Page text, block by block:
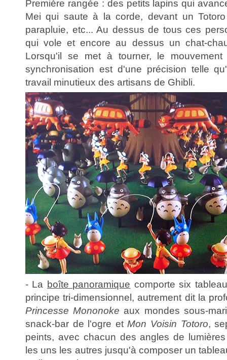
Première rangée : des petits lapins qui
Mei qui saute à la corde, devant un
parapluie, etc... Au dessus de tous ces
qui vole et encore au dessus un chat-
Lorsqu'il se met à tourner, le
synchronisation est d'une précision telle
travail minutieux des artisans de Ghibli.
- La boîte panoramique comporte six
principe tri-dimensionnel, autrement dit la
Princesse Mononoke aux mondes sous-
snack-bar de l'ogre etMon Voisin Totoro,
peints, avec chacun des angles de
les uns les autres jusqu'à composer un